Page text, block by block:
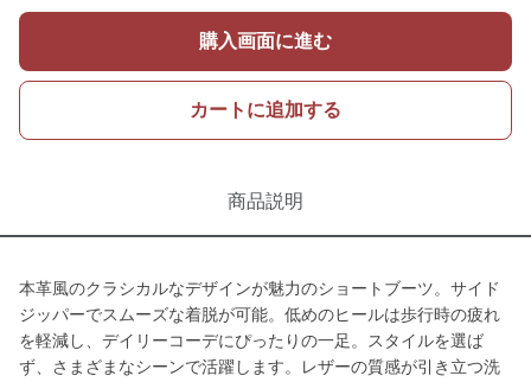
購入画面に進む
カートに追加する
商品説明
本革風のクラシカルなデザインが魅力のショートブーツ。サイド
ジッパーでスムーズな着脱が可能。低めのヒールは歩行時の疲れ
を軽減し、デイリーコーデにぴったりの一足。スタイルを選ば
ず、さまざまなシーンで活躍します。レザーの質感が引き立つ洗